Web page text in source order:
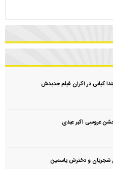
کیانی در اکران فیلم جدیدش
عروسی اکبر عبدی
و دخترش یاسمین